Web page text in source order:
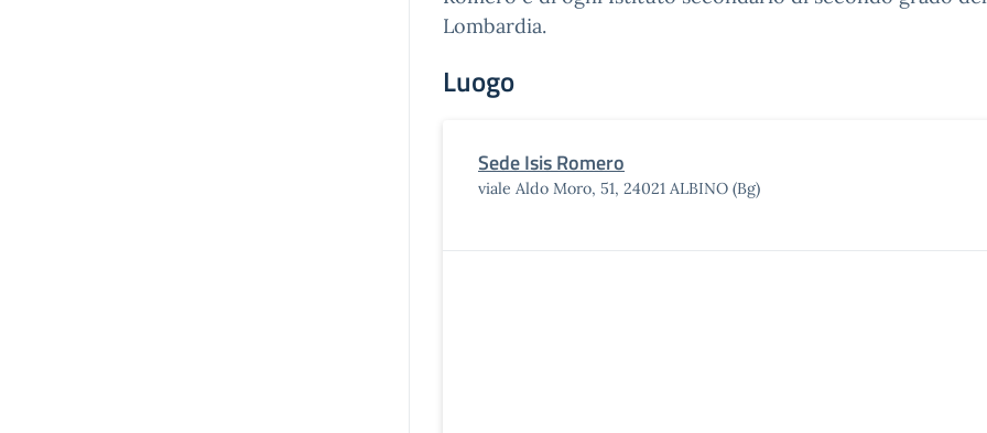
Lombardia.
Luogo
Sede Isis Romero
viale Aldo Moro, 51, 24021 ALBINO (Bg)